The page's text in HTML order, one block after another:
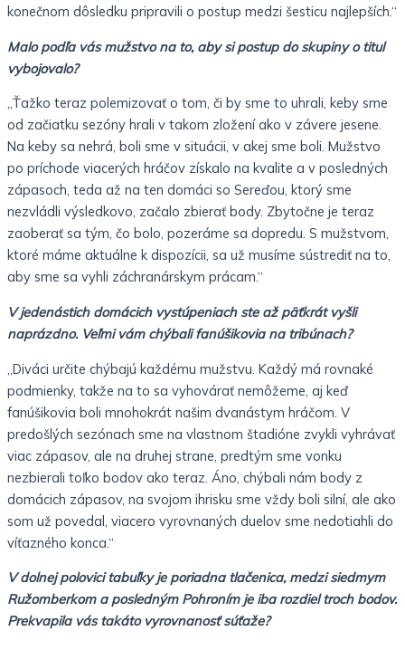
konečnom dôsledku pripravili o postup medzi šesticu najlepších.“
Malo podľa vás mužstvo na to, aby si postup do skupiny o titul
vybojovalo?
„Ťažko teraz polemizovať o tom, či by sme to uhrali, keby sme
od začiatku sezóny hrali v takom zložení ako v závere jesene.
Na keby sa nehrá, boli sme v situácii, v akej sme boli. Mužstvo
po príchode viacerých hráčov získalo na kvalite a v posledných
zápasoch, teda až na ten domáci so Sereďou, ktorý sme
nezvládli výsledkovo, začalo zbierať body. Zbytočne je teraz
zaoberať sa tým, čo bolo, pozeráme sa dopredu. S mužstvom,
ktoré máme aktuálne k dispozícii, sa už musíme sústrediť na to,
aby sme sa vyhli záchranárskym prácam.“
V jedenástich domácich vystúpeniach ste až päťkrát vyšli
naprázdno. Veľmi vám chýbali fanúšikovia na tribúnach?
„Diváci určite chýbajú každému mužstvu. Každý má rovnaké
podmienky, takže na to sa vyhovárať nemôžeme, aj keď
fanúšikovia boli mnohokrát našim dvanástym hráčom. V
predošlých sezónach sme na vlastnom štadióne zvykli vyhrávať
viac zápasov, ale na druhej strane, predtým sme vonku
nezbierali toľko bodov ako teraz. Áno, chýbali nám body z
domácich zápasov, na svojom ihrisku sme vždy boli silní, ale ako
som už povedal, viacero vyrovnaných duelov sme nedotiahli do
víťazného konca.“
V dolnej polovici tabuľky je poriadna tlačenica, medzi siedmym
Ružomberkom a posledným Pohroním je iba rozdiel troch bodov.
Prekvapila vás takáto vyrovnanosť súťaže?